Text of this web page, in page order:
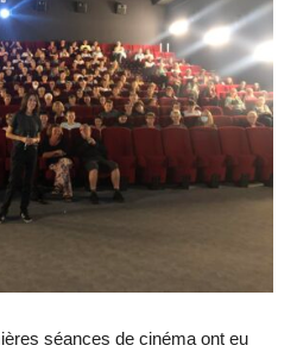
séances de cinéma ont eu